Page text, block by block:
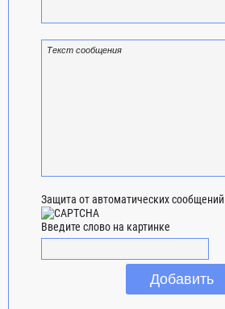
Защита от автоматических сообщений
Введите слово на картинке